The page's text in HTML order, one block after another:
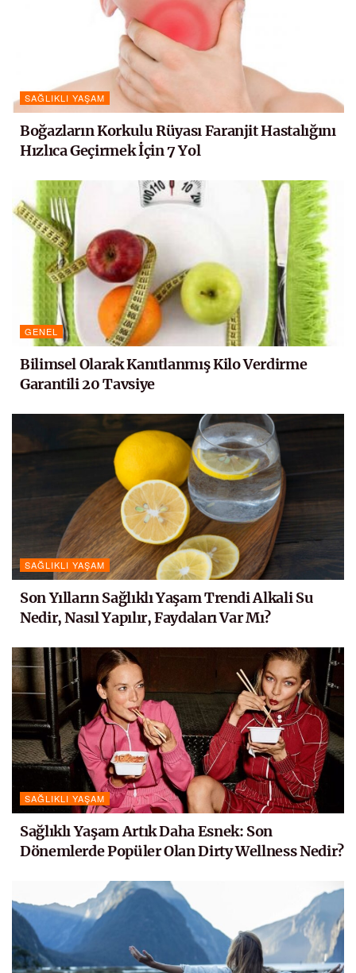
SAĞLIKLI YAŞAM
Boğazların Korkulu Rüyası Faranjit Hastalığını
Hızlıca Geçirmek İçin 7 Yol
GENEL
Bilimsel Olarak Kanıtlanmış Kilo Verdirme
Garantili 20 Tavsiye
SAĞLIKLI YAŞAM
Son Yılların Sağlıklı Yaşam Trendi Alkali Su
Nedir, Nasıl Yapılır, Faydaları Var Mı?
SAĞLIKLI YAŞAM
Sağlıklı Yaşam Artık Daha Esnek: Son
Dönemlerde Popüler Olan Dirty Wellness Nedir?